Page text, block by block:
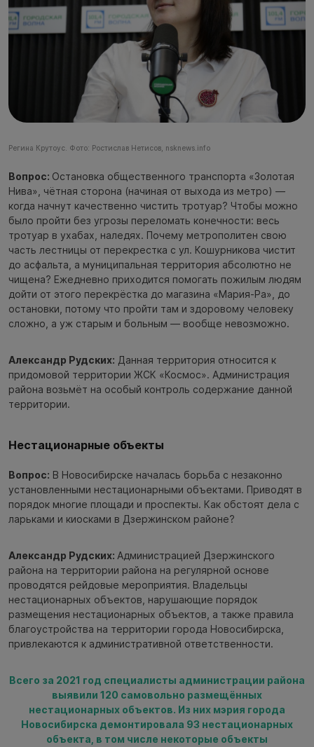
Регина Крутоус. Фото: Ростислав Нетисов, nsknews.info
Вопрос: Остановка общественного транспорта «Золотая
Нива», чётная сторона (начиная от выхода из метро) —
когда начнут качественно чистить тротуар? Чтобы можно
было пройти без угрозы переломать конечности: весь
тротуар в ухабах, наледях. Почему метрополитен свою
часть лестницы от перекрестка с ул. Кошурникова чистит
до асфальта, а муниципальная территория абсолютно не
чищена? Ежедневно приходится помогать пожилым людям
дойти от этого перекрёстка до магазина «Мария-Ра», до
остановки, потому что пройти там и здоровому человеку
сложно, а уж старым и больным — вообще невозможно.
Александр Рудских: Данная территория относится к
придомовой территории ЖСК «Космос». Администрация
района возьмёт на особый контроль содержание данной
территории.
Нестационарные объекты
Вопрос: В Новосибирске началась борьба с незаконно
установленными нестационарными объектами. Приводят в
порядок многие площади и проспекты. Как обстоят дела с
ларьками и киосками в Дзержинском районе?
Александр Рудских: Администрацией Дзержинского
района на территории района на регулярной основе
проводятся рейдовые мероприятия. Владельцы
нестационарных объектов, нарушающие порядок
размещения нестационарных объектов, а также правила
благоустройства на территории города Новосибирска,
привлекаются к административной ответственности.
Всего за 2021 год специалисты администрации района
выявили 120 самовольно размещённых
нестационарных объектов. Из них мэрия города
Новосибирска демонтировала 93 нестационарных
объекта, в том числе некоторые объекты